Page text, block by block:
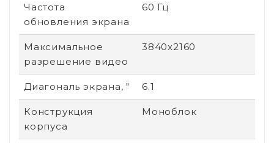
Частота
обновления экрана
60 Гц
Максимальное
разрешение видео
3840x2160
Диагональ экрана, " 6.1
Конструкция
корпуса
Моноблок